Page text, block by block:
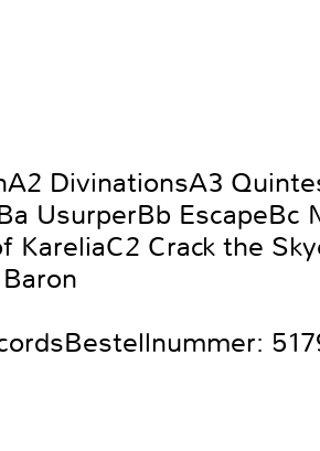
DivinationsA3
UsurperBb EscapeBc
KareliaC2 Crack the